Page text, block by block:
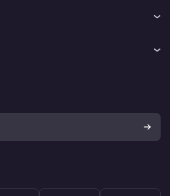
Dein Widerrufsrecht